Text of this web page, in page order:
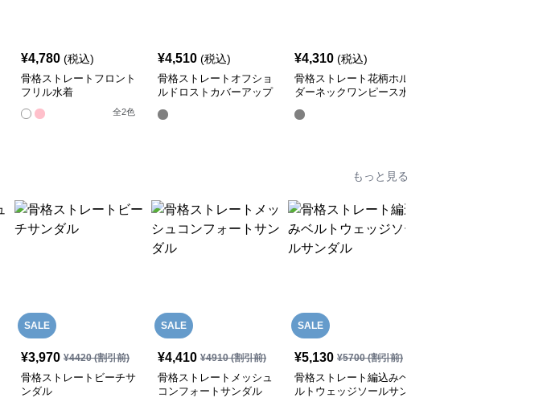
¥4,780 (税込)
骨格ストレートフロント
フリル水着
全2色
¥4,510 (税込)
骨格ストレートオフショ
ルドロストカバーアップ
¥4,310 (税込)
骨格ストレート花柄ホル
ダーネックワンピース水
もっと見る
SALE
¥3,970 ¥4420(割引前)
骨格ストレートビーチサ
ンダル
SALE
¥4,410 ¥4910(割引前)
骨格ストレートメッシュ
コンフォートサンダル
SALE
¥5,130 ¥5700(割引前)
骨格ストレート編込みベ
ルトウェッジソールサン